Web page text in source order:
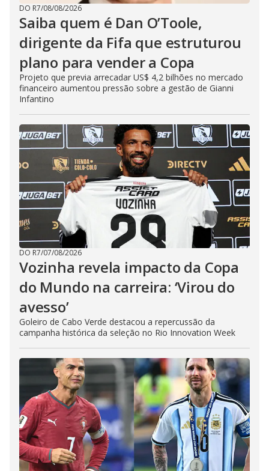
DO R7/08/08/2026
Saiba quem é Dan O’Toole,
dirigente da Fifa que estruturou
plano para vender a Copa
Projeto que previa arrecadar US$ 4,2 bilhões no mercado
financeiro aumentou pressão sobre a gestão de Gianni
Infantino
DO R7/07/08/2026
Vozinha revela impacto da Copa
do Mundo na carreira: ‘Virou do
avesso’
Goleiro de Cabo Verde destacou a repercussão da
campanha histórica da seleção no Rio Innovation Week